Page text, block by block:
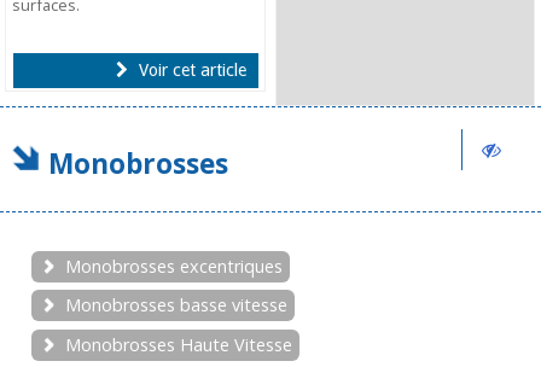
surfaces.
Voir cet article
Monobrosses
Monobrosses excentriques
Monobrosses basse vitesse
Monobrosses Haute Vitesse